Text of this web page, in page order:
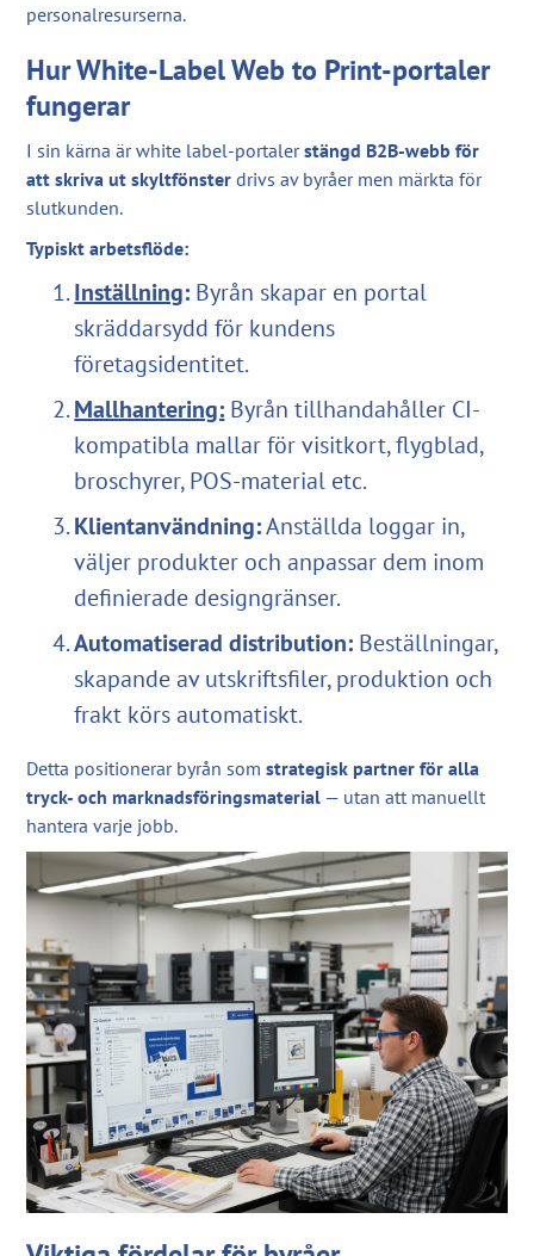
personalresurserna.
Hur White-Label Web to Print-portaler
fungerar
I sin kärna är white label-portalerstängd B2B-webb för
att skriva ut skyltfönster drivs av byråer men märkta för
slutkunden.
Typiskt arbetsflöde:
Inställning: Byrån skapar en portal
skräddarsydd för kundens
företagsidentitet.
Mallhantering: Byrån tillhandahåller CI-
kompatibla mallar för visitkort, flygblad,
broschyrer, POS-material etc.
Klientanvändning:Anställda loggar in,
väljer produkter och anpassar dem inom
definierade designgränser.
Automatiserad distribution: Beställningar,
skapande av utskriftsfiler, produktion och
frakt körs automatiskt.
Detta positionerar byrån somstrategisk partner för alla
tryck- och marknadsföringsmaterial — utan att manuellt
hantera varje jobb.